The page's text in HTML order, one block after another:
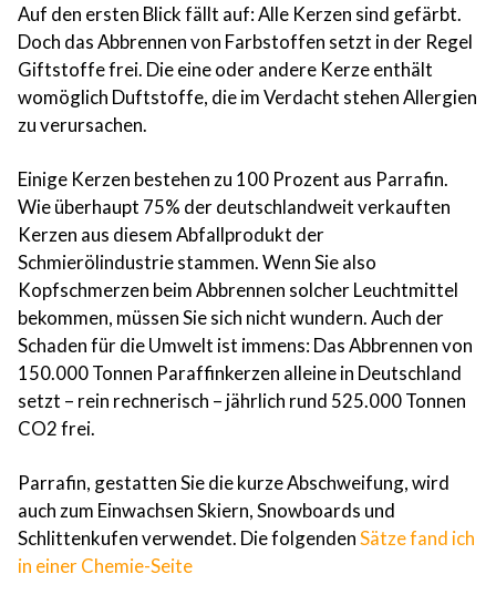
Auf den ersten Blick fällt auf: Alle Kerzen sind gefärbt.
Doch das Abbrennen von Farbstoffen setzt in der Regel
Giftstoffe frei. Die eine oder andere Kerze enthält
womöglich Duftstoffe, die im Verdacht stehen Allergien
zu verursachen.
Einige Kerzen bestehen zu 100 Prozent aus Parrafin.
Wie überhaupt 75% der deutschlandweit verkauften
Kerzen aus diesem Abfallprodukt der
Schmierölindustrie stammen. Wenn Sie also
Kopfschmerzen beim Abbrennen solcher Leuchtmittel
bekommen, müssen Sie sich nicht wundern. Auch der
Schaden für die Umwelt ist immens: Das Abbrennen von
150.000 Tonnen Paraffinkerzen alleine in Deutschland
setzt – rein rechnerisch – jährlich rund 525.000 Tonnen
CO2 frei.
Parrafin, gestatten Sie die kurze Abschweifung, wird
auch zum Einwachsen Skiern, Snowboards und
Schlittenkufen verwendet. Die folgendenSätze fand ich
in einer Chemie-Seite